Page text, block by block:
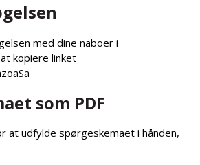
med dine naboer i
kopiere linket
som PDF
at udfylde spørgeskemaet i hånden,